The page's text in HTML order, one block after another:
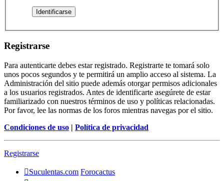
Registrarse
Para autenticarte debes estar registrado. Registrarte te tomará solo
unos pocos segundos y te permitirá un amplio acceso al sistema. La
Administración del sitio puede además otorgar permisos adicionales
a los usuarios registrados. Antes de identificarte asegúrete de estar
familiarizado con nuestros términos de uso y políticas relacionadas.
Por favor, lee las normas de los foros mientras navegas por el sitio.
Condiciones de uso | Política de privacidad
Registrarse
Suculentas.com Forocactus